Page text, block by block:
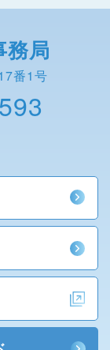
務局
番1号